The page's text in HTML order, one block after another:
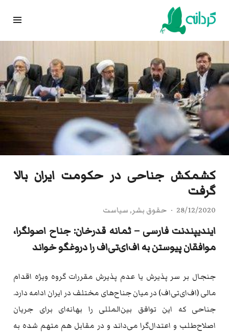
Skip
content
کشمکش جناحی در حکومت ایران بالا
گرفت
28/12/2020 حقوق بشر, سیاست
ایندیپندنت فارسی – ثمانه قدرخان: جناح اصولگرا،
موافقان پیوستن به اف‌ای‌تی‌اف را دروغگو خواند
جنجال بر سر پذیرش یا عدم پذیرش مقررات گروه ویژه اقدام
مالی (اف‌ای‌تی‌اف) در میان جناح‌های مختلف در ایران ادامه دارد.
جناحی که این توافق ‌بین‌المللی را بهانه‌ای برای جریان
اصلاح‌طلب و اعتدال‌گرا می‌داند و در مقابل هم متهم شده به